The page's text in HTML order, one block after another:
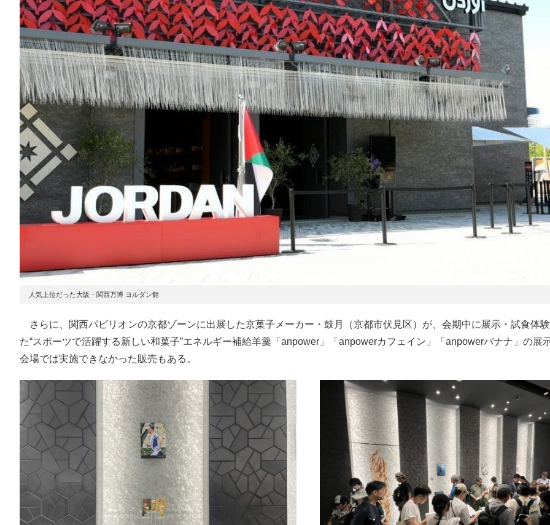
人気上位だった大阪・関西万博 ヨルダン館
さらに、関西パビリオンの京都ゾーンに出展した京菓子メーカー・鼓月（京都市伏見区）が、会期中に展示・試食体
た“スポーツで活躍する新しい和菓子”エネルギー補給羊羹「anpower」「anpowerカフェイン」「anpowerバナナ」の展
会場では実施できなかった販売もある。